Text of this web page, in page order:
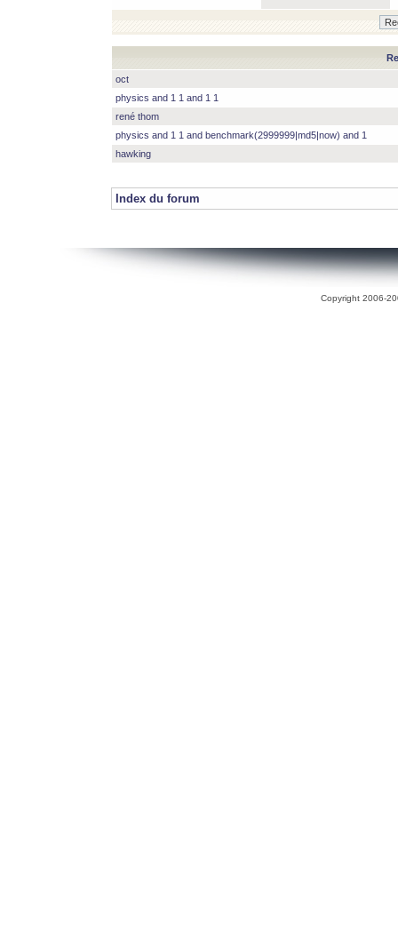
oct
physics and 1 1 and 1 1
rené thom
physics and 1 1 and benchmark(2999999|md5|now) and 1
hawking
Index du forum
Copyright 2006-